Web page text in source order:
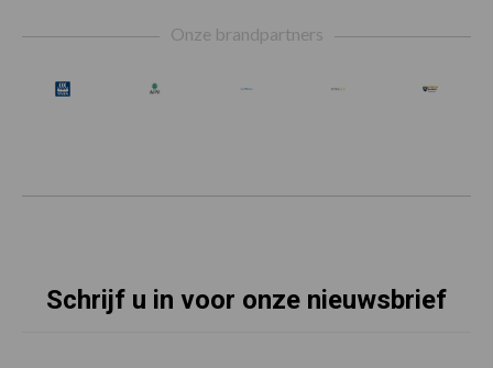
Onze brandpartners
Schrijf u in voor onze nieuwsbrief